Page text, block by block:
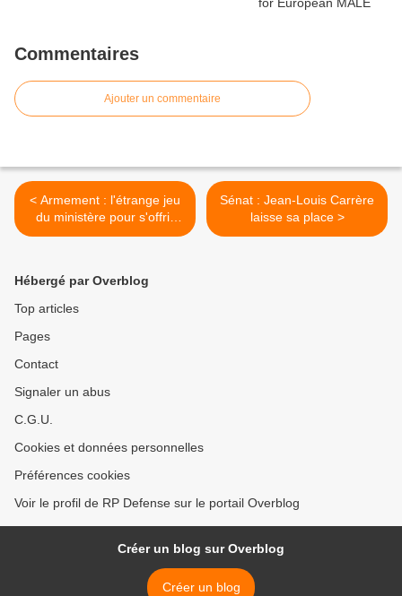
Commentaires
Ajouter un commentaire
< Armement : l'étrange jeu
du ministère pour s'offrir
des avions ravitailleurs
Sénat : Jean-Louis Carrère
laisse sa place >
Hébergé par Overblog
Top articles
Pages
Contact
Signaler un abus
C.G.U.
Cookies et données personnelles
Préférences cookies
Voir le profil de RP Defense sur le portail Overblog
Créer un blog sur Overblog
Créer un blog